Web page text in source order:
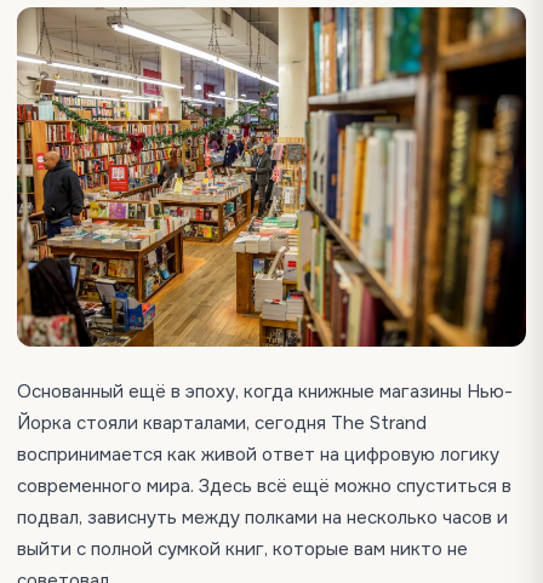
Основанный ещё в эпоху, когда книжные магазины Нью-
Йорка стояли кварталами, сегодня The Strand
воспринимается как живой ответ на цифровую логику
современного мира. Здесь всё ещё можно спуститься в
подвал, зависнуть между полками на несколько часов и
выйти с полной сумкой книг, которые вам никто не